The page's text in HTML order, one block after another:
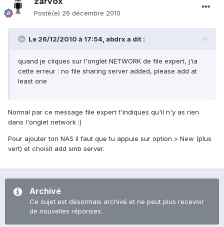
Posté(e) 26 décembre 2010
Le 26/12/2010 à 17:54, abdrx a dit :
quand je cliques sur l'onglet NETWORK de file expert, j'ia
cette erreur : no file sharing server added, please add at
least one
Normal par ce message file expert t'indiques qu'il n'y as rien
dans l'onglet network :)
Pour ajouter ton NAS il faut que tu appuie sur option > New (plus
vert) et choisit add smb server.
Archivé
Ce sujet est désormais archivé et ne peut plus recevoir
de nouvelles réponses.